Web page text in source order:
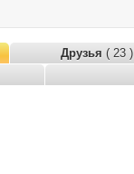
Друзья ( 23 )